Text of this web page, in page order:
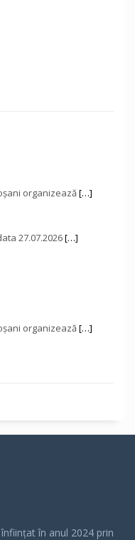
organizează[…]
27.07.2026[…]
organizează[…]
în anul 2024 prin